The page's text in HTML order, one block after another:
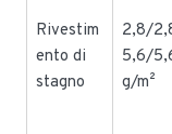
Rivestim
ento di
stagno
2,8/
5,6/
g/m²